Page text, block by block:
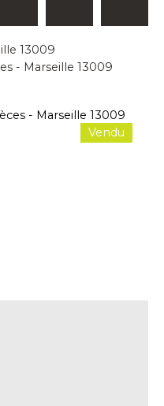
13009
- Marseille 13009
Vendu